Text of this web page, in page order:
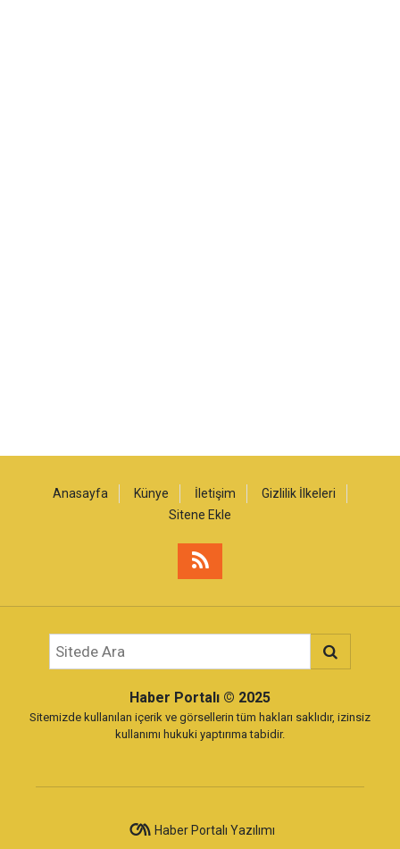
Anasayfa Künye İletişim
Gizlilik İlkeleri
Sitene Ekle
Haber Portalı © 2025
Sitemizde kullanılan içerik ve görsellerin tüm hakları saklıdır, izinsiz
kullanımı hukuki yaptırıma tabidir.
Haber Portalı Yazılımı